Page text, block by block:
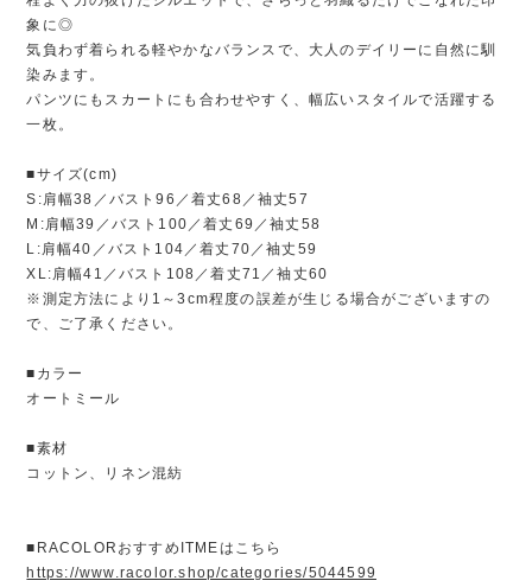
象に◎
気負わず着られる軽やかなバランスで、大人のデイリーに自然に馴
染みます。
パンツにもスカートにも合わせやすく、幅広いスタイルで活躍する
一枚。
■サイズ(cm)
S:肩幅38／バスト96／着丈68／袖丈57
M:肩幅39／バスト100／着丈69／袖丈58
L:肩幅40／バスト104／着丈70／袖丈59
XL:肩幅41／バスト108／着丈71／袖丈60
※測定方法により1～3cm程度の誤差が生じる場合がございますの
で、ご了承ください。
■カラー
オートミール
■素材
コットン、リネン混紡
■RACOLORおすすめITMEはこちら
https://www.racolor.shop/categories/5044599